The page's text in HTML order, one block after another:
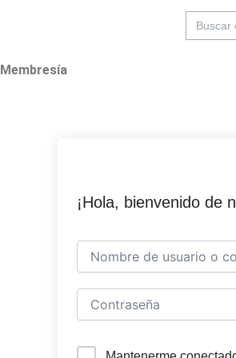
Buscar:
Membresía
¡Hola, bienvenido de